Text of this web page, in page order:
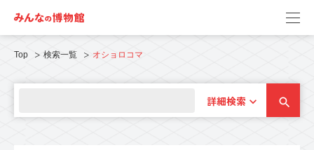
Top 検索一覧 オショロコマ
詳細検索